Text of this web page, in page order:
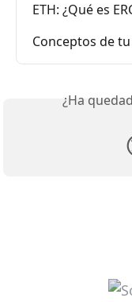
ETH: ¿Qué es
Conceptos de
¿Ha